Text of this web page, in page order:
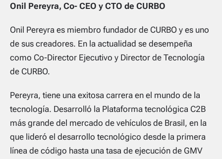
Onil Pereyra, Co- CEO y CTO de CURBO
Onil Pereyra es miembro fundador de CURBO y es uno
de sus creadores. En la actualidad se desempeña
como Co-Director Ejecutivo y Director de Tecnología
de CURBO.
Pereyra, tiene una exitosa carrera en el mundo de la
tecnología. Desarrolló la Plataforma tecnológica C2B
más grande del mercado de vehículos de Brasil, en la
que lideró el desarrollo tecnológico desde la primera
línea de código hasta una tasa de ejecución de GMV